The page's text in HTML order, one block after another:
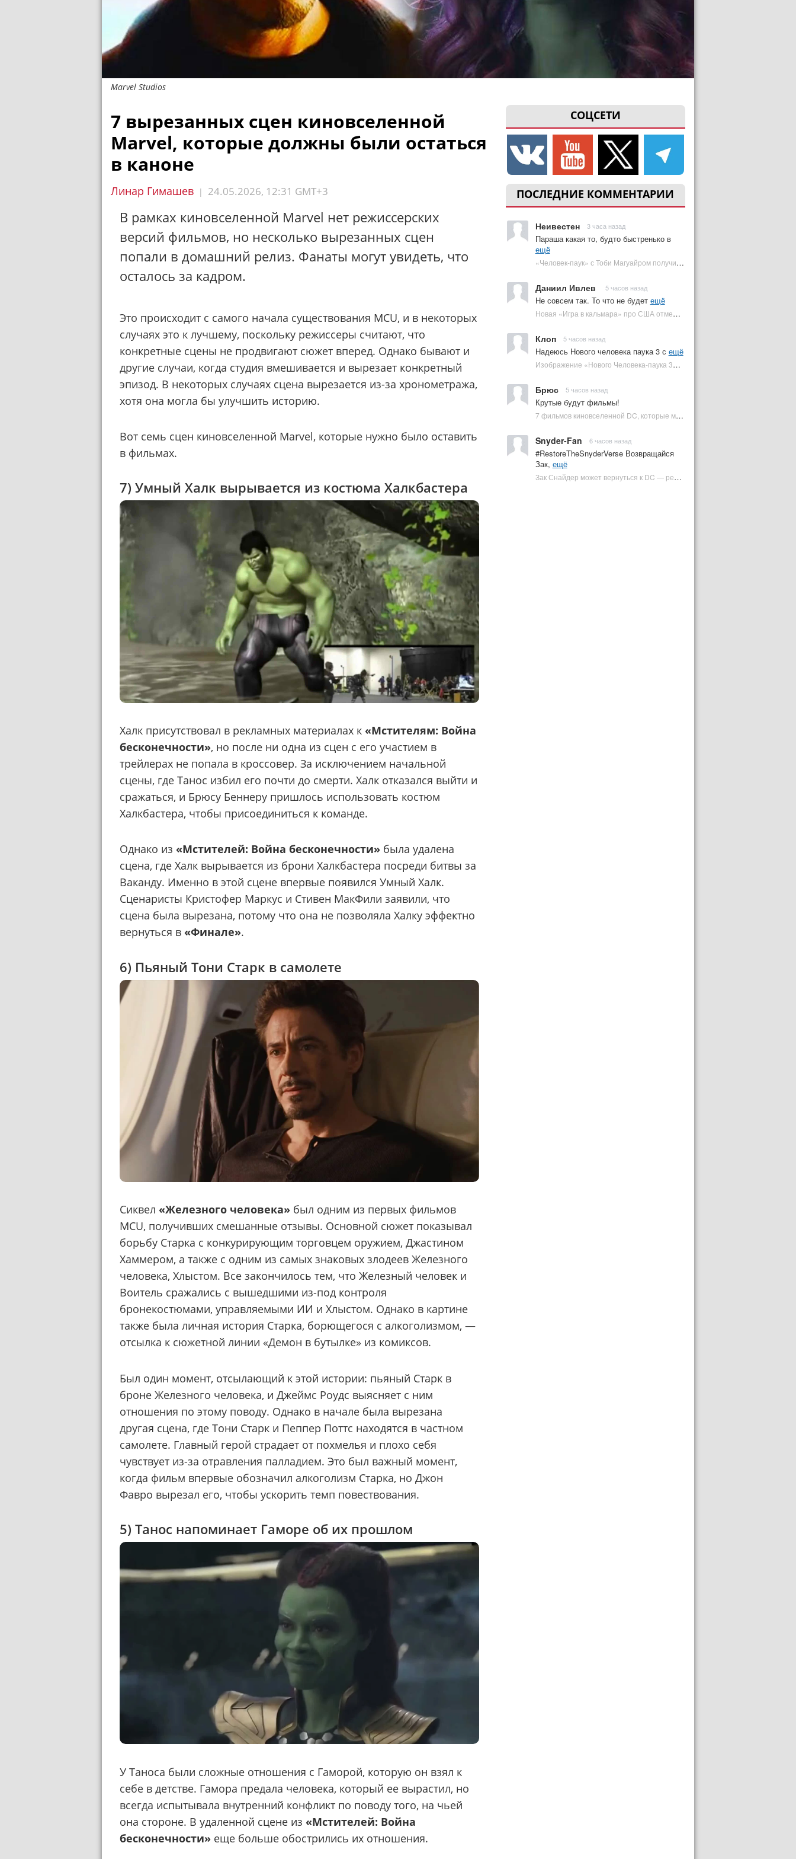
Marvel Studios
СОЦСЕТИ
ПОСЛЕДНИЕ КОММЕНТАРИИ
Неивестен 3 часа назад
Параша какая то, будто быстренько в
ещё
«Человек-паук» с Тоби Магуайром получил новый постер | Plugged In Ru
Даниил Ивлев 5 часов назад
Не совсем так. То что не будет ещё
Новая «Игра в кальмара» про США отменена | Plugged In Ru
Клоп 5 часов назад
Надеюсь Нового человека паука 3 с ещё
Изображение «Нового Человека-паука 3» подтвердило Зловещую шестерку | Plugged In Ru
Брюс 5 часов назад
Крутые будут фильмы!
7 фильмов киновселенной DC, которые может снять Зак Снайдер | Plugged In Ru
Snyder-Fan 6 часов назад
#RestoreTheSnyderVerse Возвращайся
Зак, ещё
Зак Снайдер может вернуться к DC — режиссер общался с Warner Bros. (фото) | Plugged In Ru
7 вырезанных сцен киновселенной
Marvel, которые должны были остаться
в каноне
Линар Гимашев | 24.05.2026, 12:31 GMT+3
В рамках киновселенной Marvel нет режиссерских
версий фильмов, но несколько вырезанных сцен
попали в домашний релиз. Фанаты могут увидеть, что
осталось за кадром.
Это происходит с самого начала существования MCU, и в некоторых
случаях это к лучшему, поскольку режиссеры считают, что
конкретные сцены не продвигают сюжет вперед. Однако бывают и
другие случаи, когда студия вмешивается и вырезает конкретный
эпизод. В некоторых случаях сцена вырезается из-за хронометража,
хотя она могла бы улучшить историю.
Вот семь сцен киновселенной Marvel, которые нужно было оставить
в фильмах.
7) Умный Халк вырывается из костюма Халкбастера
Халк присутствовал в рекламных материалах к «Мстителям: Война
бесконечности», но после ни одна из сцен с его участием в
трейлерах не попала в кроссовер. За исключением начальной
сцены, где Танос избил его почти до смерти. Халк отказался выйти и
сражаться, и Брюсу Беннеру пришлось использовать костюм
Халкбастера, чтобы присоединиться к команде.
Однако из «Мстителей: Война бесконечности» была удалена
сцена, где Халк вырывается из брони Халкбастера посреди битвы за
Ваканду. Именно в этой сцене впервые появился Умный Халк.
Сценаристы Кристофер Маркус и Стивен МакФили заявили, что
сцена была вырезана, потому что она не позволяла Халку эффектно
вернуться в «Финале».
6) Пьяный Тони Старк в самолете
Сиквел «Железного человека» был одним из первых фильмов
MCU, получивших смешанные отзывы. Основной сюжет показывал
борьбу Старка с конкурирующим торговцем оружием, Джастином
Хаммером, а также с одним из самых знаковых злодеев Железного
человека, Хлыстом. Все закончилось тем, что Железный человек и
Воитель сражались с вышедшими из-под контроля
бронекостюмами, управляемыми ИИ и Хлыстом. Однако в картине
также была личная история Старка, борющегося с алкоголизмом, —
отсылка к сюжетной линии «Демон в бутылке» из комиксов.
Был один момент, отсылающий к этой истории: пьяный Старк в
броне Железного человека, и Джеймс Роудс выясняет с ним
отношения по этому поводу. Однако в начале была вырезана
другая сцена, где Тони Старк и Пеппер Поттс находятся в частном
самолете. Главный герой страдает от похмелья и плохо себя
чувствует из-за отравления палладием. Это был важный момент,
когда фильм впервые обозначил алкоголизм Старка, но Джон
Фавро вырезал его, чтобы ускорить темп повествования.
5) Танос напоминает Гаморе об их прошлом
У Таноса были сложные отношения с Гаморой, которую он взял к
себе в детстве. Гамора предала человека, который ее вырастил, но
всегда испытывала внутренний конфликт по поводу того, на чьей
она стороне. В удаленной сцене из «Мстителей: Война
бесконечности» еще больше обострились их отношения.